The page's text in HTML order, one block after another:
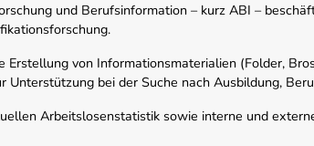
und Berufsinformation – kurz ABI –
Erstellung von Informationsmaterialien (Folder,
Unterstützung bei der Suche nach Ausbildung,
Arbeitslosenstatistik sowie interne und